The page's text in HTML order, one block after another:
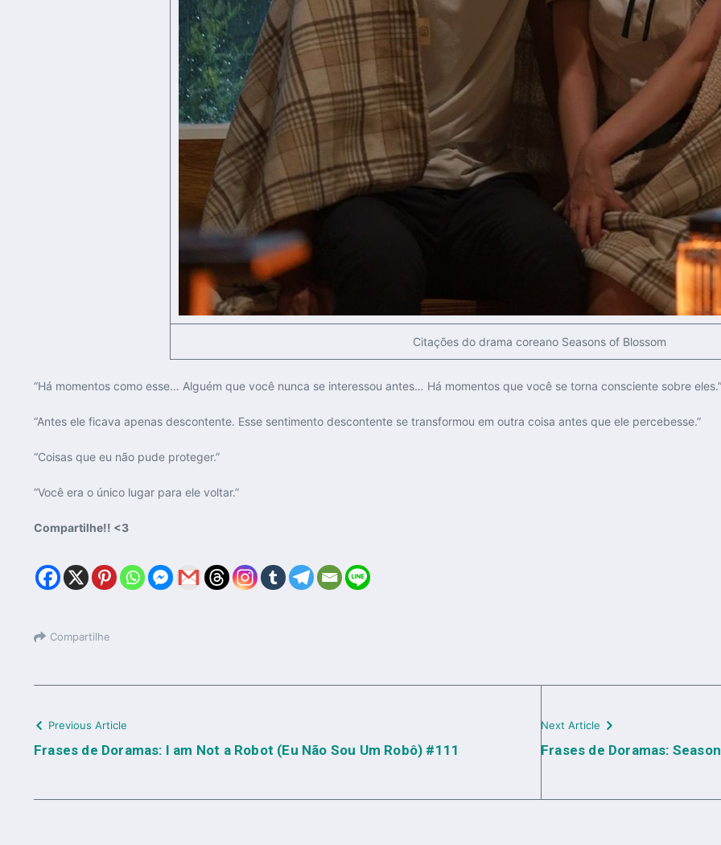
Citações do drama coreano Seasons of Blossom
“Há momentos como esse… Alguém que você nunca se interessou antes… Há momentos que você se torna consciente sobre eles.”
“Antes ele ficava apenas descontente. Esse sentimento descontente se transformou em outra coisa antes que ele percebesse.”
“Coisas que eu não pude proteger.”
“Você era o único lugar para ele voltar.”
Compartilhe!! <3
Compartilhe
Previous Article
Frases de Doramas: I am Not a Robot (Eu Não Sou Um Robô) #111
Next Article
Frases de Doramas: